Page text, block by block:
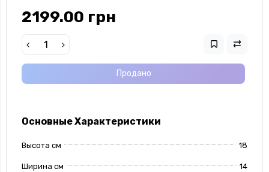
2199.00 грн
Продано
Основные Характеристики
Высота см 18
Ширина см 14